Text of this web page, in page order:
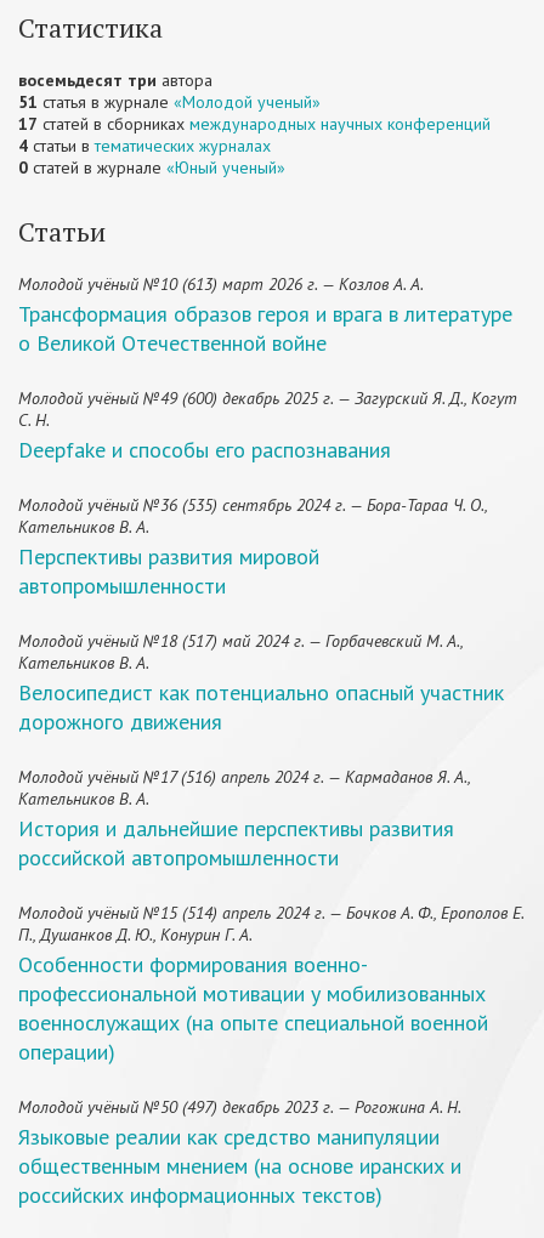
Статистика
восемьдесят три автора
51 статья в журнале «Молодой ученый»
17 статей в сборниках международных научных конференций
4 статьи втематических журналах
0 статей в журнале «Юный ученый»
Статьи
Молодой учёный №10 (613) март 2026 г. — Козлов А. А.
Трансформация образов героя и врага в литературе
о Великой Отечественной войне
Молодой учёный №49 (600) декабрь 2025 г. — Загурский Я. Д., Когут
С. Н.
Deepfake и способы его распознавания
Молодой учёный №36 (535) сентябрь 2024 г. — Бора-Тараа Ч. О.,
Кательников В. А.
Перспективы развития мировой
автопромышленности
Молодой учёный №18 (517) май 2024 г. — Горбачевский М. А.,
Кательников В. А.
Велосипедист как потенциально опасный участник
дорожного движения
Молодой учёный №17 (516) апрель 2024 г. — Кармаданов Я. А.,
Кательников В. А.
История и дальнейшие перспективы развития
российской автопромышленности
Молодой учёный №15 (514) апрель 2024 г. — Бочков А. Ф., Ерополов Е.
П., Душанков Д. Ю., Конурин Г. А.
Особенности формирования военно-
профессиональной мотивации у мобилизованных
военнослужащих (на опыте специальной военной
операции)
Молодой учёный №50 (497) декабрь 2023 г. — Рогожина А. Н.
Языковые реалии как средство манипуляции
общественным мнением (на основе иранских и
российских информационных текстов)